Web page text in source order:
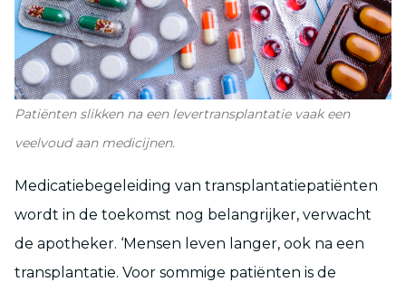
Patiënten slikken na een levertransplantatie vaak een
veelvoud aan medicijnen.
Medicatiebegeleiding van transplantatiepatiënten
wordt in de toekomst nog belangrijker, verwacht
de apotheker. ‘Mensen leven langer, ook na een
transplantatie. Voor sommige patiënten is de